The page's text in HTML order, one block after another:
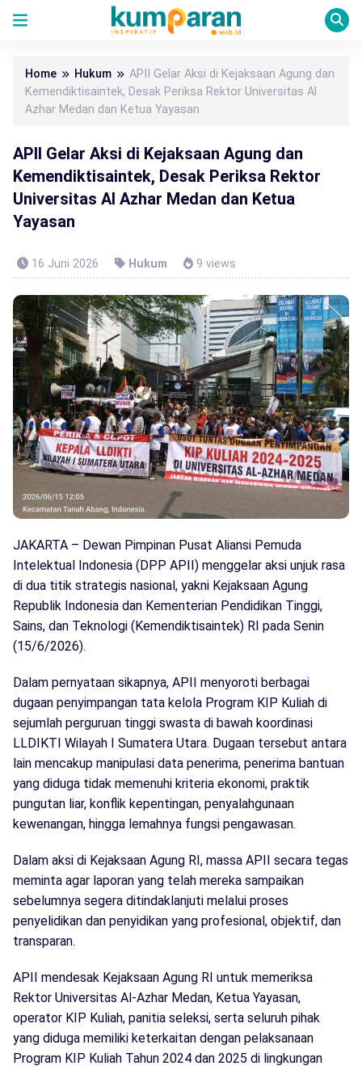
Home Hukum
APII Gelar Aksi di Kejaksaan Agung dan
Kemendiktisaintek, Desak Periksa Rektor Universitas Al
Azhar Medan dan Ketua Yayasan
APII Gelar Aksi di Kejaksaan Agung dan
Kemendiktisaintek, Desak Periksa Rektor
Universitas Al Azhar Medan dan Ketua
Yayasan
16 Juni 2026 Hukum 9 views
JAKARTA – Dewan Pimpinan Pusat Aliansi Pemuda
Intelektual Indonesia (DPP APII) menggelar aksi unjuk rasa
di dua titik strategis nasional, yakni Kejaksaan Agung
Republik Indonesia dan Kementerian Pendidikan Tinggi,
Sains, dan Teknologi (Kemendiktisaintek) RI pada Senin
(15/6/2026).
Dalam pernyataan sikapnya, APII menyoroti berbagai
dugaan penyimpangan tata kelola Program KIP Kuliah di
sejumlah perguruan tinggi swasta di bawah koordinasi
LLDIKTI Wilayah I Sumatera Utara. Dugaan tersebut antara
lain mencakup manipulasi data penerima, penerima bantuan
yang diduga tidak memenuhi kriteria ekonomi, praktik
pungutan liar, konflik kepentingan, penyalahgunaan
kewenangan, hingga lemahnya fungsi pengawasan.
Dalam aksi di Kejaksaan Agung RI, massa APII secara tegas
meminta agar laporan yang telah mereka sampaikan
sebelumnya segera ditindaklanjuti melalui proses
penyelidikan dan penyidikan yang profesional, objektif, dan
transparan.
APII mendesak Kejaksaan Agung RI untuk memeriksa
Rektor Universitas Al-Azhar Medan, Ketua Yayasan,
operator KIP Kuliah, panitia seleksi, serta seluruh pihak
yang diduga memiliki keterkaitan dengan pelaksanaan
Program KIP Kuliah Tahun 2024 dan 2025 di lingkungan